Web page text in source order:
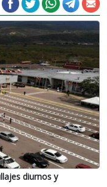
diurnos y